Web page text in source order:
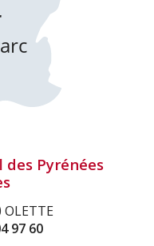
Pyrénées
OLETTE
97 60